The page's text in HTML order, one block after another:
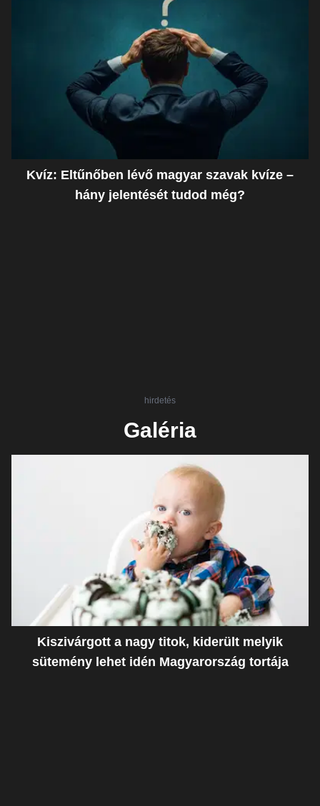
Kvíz: Eltűnőben lévő magyar szavak kvíze –
hány jelentését tudod még?
hirdetés
Galéria
Kiszivárgott a nagy titok, kiderült melyik
sütemény lehet idén Magyarország tortája